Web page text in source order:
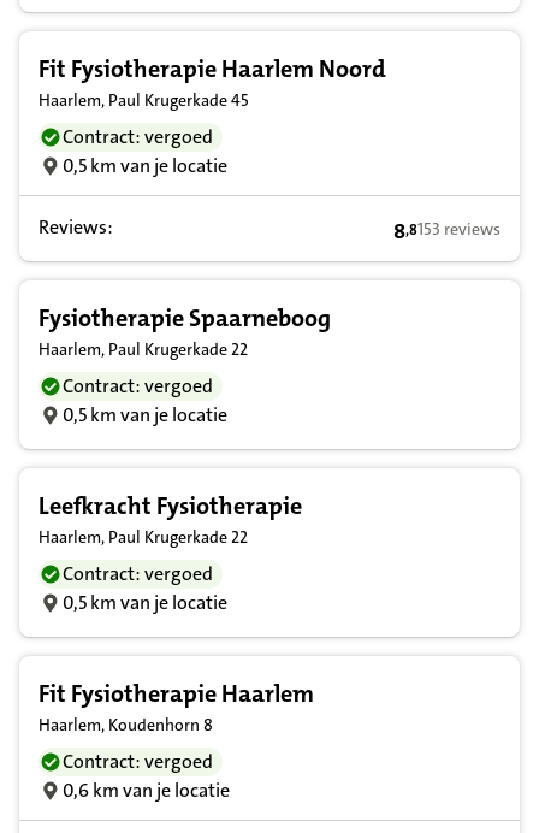
Fit Fysiotherapie Haarlem Noord
Haarlem, Paul Krugerkade 45
Contract: vergoed
0,5 km van je locatie
Reviews: 8,8 op basis van
8,8153 reviews
Fysiotherapie Spaarneboog
Haarlem, Paul Krugerkade 22
Contract: vergoed
0,5 km van je locatie
Leefkracht Fysiotherapie
Haarlem, Paul Krugerkade 22
Contract: vergoed
0,5 km van je locatie
Fit Fysiotherapie Haarlem
Haarlem, Koudenhorn 8
Contract: vergoed
0,6 km van je locatie